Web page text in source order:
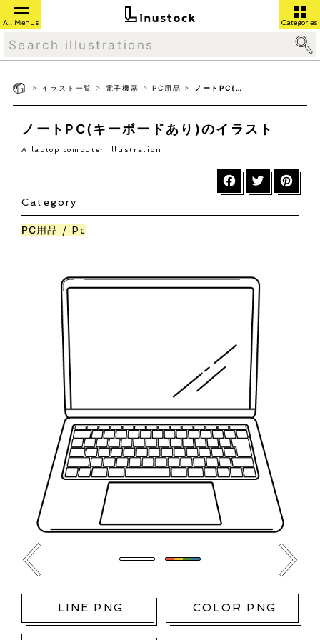
All Menus Categories
> イラスト一覧 > 電子機器 >PC用品 > ノートPC(キーボードあり)
ノートPC(キーボードあり)のイラスト
A laptop computer Illustration
Category
PC用品 Pc
LINE PNG COLOR PNG